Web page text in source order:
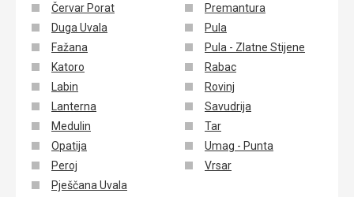
Červar Porat
Duga Uvala
Fažana
Katoro
Labin
Lanterna
Medulin
Opatija
Peroj
Pješčana Uvala
Premantura
Pula
Pula - Zlatne Stijene
Rabac
Rovinj
Savudrija
Tar
Umag - Punta
Vrsar